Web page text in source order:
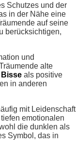
Schutzes und der
in der Nähe eine
auf seine
berücksichtigen,
und
alte
Bisse als positive
in anderen
mit Leidenschaft
emotionalen
die dunklen als
Symbol, das in